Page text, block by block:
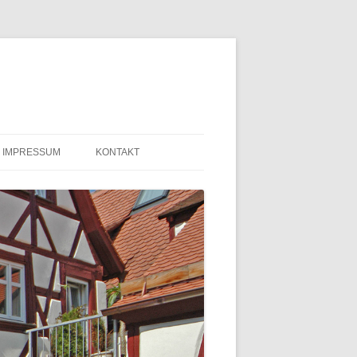
IMPRESSUM KONTAKT